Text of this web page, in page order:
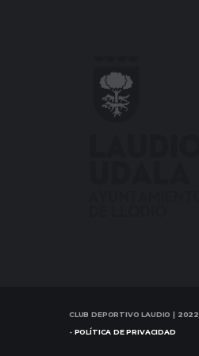
CLUB DEPORTIVO LAUDIO | 2022
- POLÍTICA DE PRIVACIDAD